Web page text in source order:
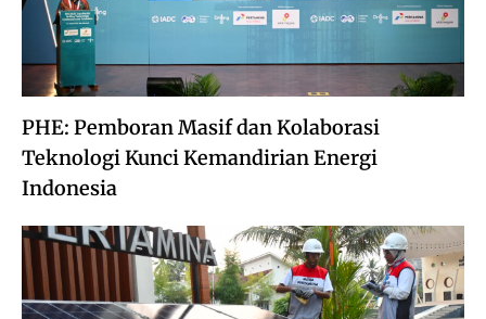
PHE: Pemboran Masif dan Kolaborasi
Teknologi Kunci Kemandirian Energi
Indonesia